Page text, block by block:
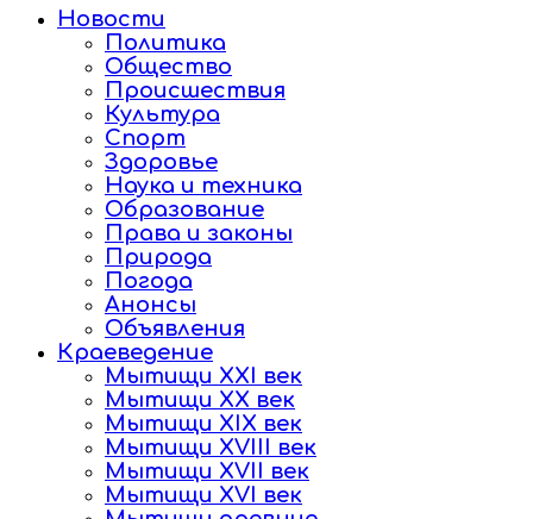
Новости
Политика
Общество
Происшествия
Культура
Спорт
Здоровье
Наука и техника
Образование
Права и законы
Природа
Погода
Анонсы
Объявления
Краеведение
Мытищи XXI век
Мытищи XX век
Мытищи XIX век
Мытищи XVIII век
Мытищи XVII век
Мытищи XVI век